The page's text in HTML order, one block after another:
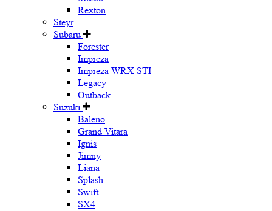
Rexton
Steyr
Subaru
Forester
Impreza
Impreza WRX STI
Legacy
Outback
Suzuki
Baleno
Grand Vitara
Ignis
Jimny
Liana
Splash
Swift
SX4